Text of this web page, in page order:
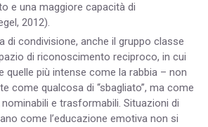
e una maggiore capacità di
2012).
di condivisione, anche il gruppo classe
di riconoscimento reciproco, in cui
quelle più intense come la rabbia – non
come qualcosa di “sbagliato”, ma come
e trasformabili. Situazioni di
come l’educazione emotiva non si